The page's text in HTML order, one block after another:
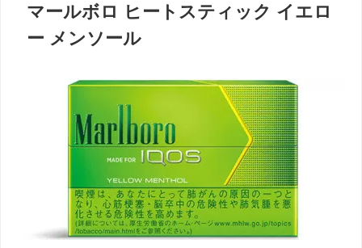
マールボロ ヒートスティック イエロ
ー メンソール